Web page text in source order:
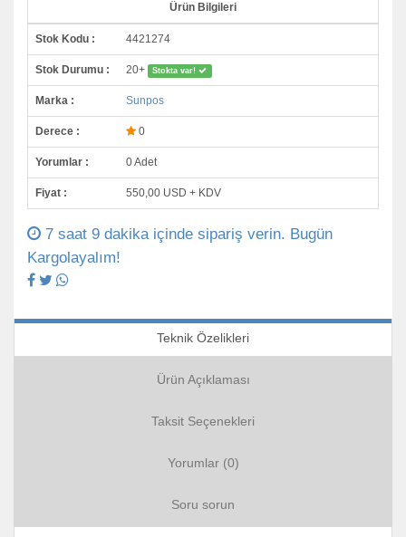
Ürün Bilgileri
Stok Kodu : 4421274
Stok Durumu : 20+ Stokta var!
Marka : Sunpos
Derece : 0
Yorumlar : 0 Adet
Fiyat : 550,00 USD + KDV
7 saat 9 dakika içinde sipariş verin. Bugün
Kargolayalım!
Teknik Özelikleri
Ürün Açıklaması
Taksit Seçenekleri
Yorumlar (0)
Soru sorun